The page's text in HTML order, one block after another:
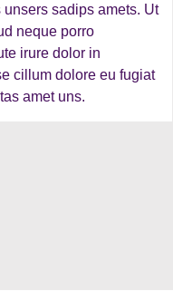
sadips amets. Ut
neque porro
irure dolor in
cillum dolore eu fugiat
amet uns.